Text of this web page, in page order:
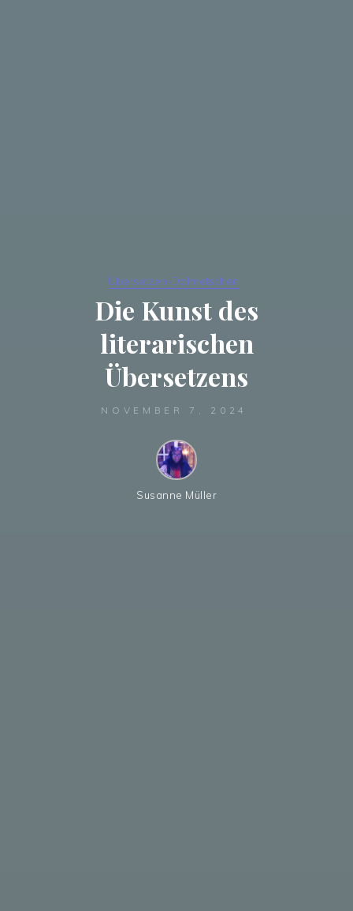
Übersetzen-Dolmetschen
Die Kunst des
literarischen
Übersetzens
NOVEMBER 7, 2024
Susanne Müller